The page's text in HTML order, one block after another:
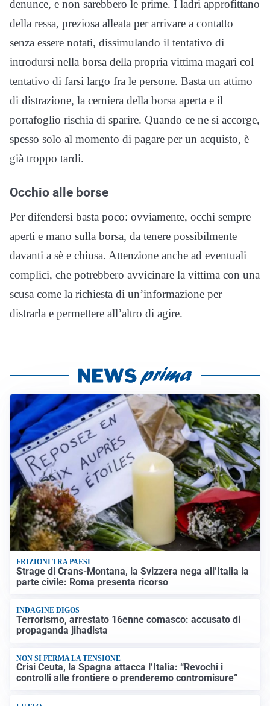
denunce, e non sarebbero le prime. I ladri approfittano
della ressa, preziosa alleata per arrivare a contatto
senza essere notati, dissimulando il tentativo di
introdursi nella borsa della propria vittima magari col
tentativo di farsi largo fra le persone. Basta un attimo
di distrazione, la cerniera della borsa aperta e il
portafoglio rischia di sparire. Quando ce ne si accorge,
spesso solo al momento di pagare per un acquisto, è
già troppo tardi.
Occhio alle borse
Per difendersi basta poco: ovviamente, occhi sempre
aperti e mano sulla borsa, da tenere possibilmente
davanti a sè e chiusa. Attenzione anche ad eventuali
complici, che potrebbero avvicinare la vittima con una
scusa come la richiesta di un’informazione per
distrarla e permettere all’altro di agire.
FRIZIONI TRA PAESI
Strage di Crans-Montana, la Svizzera nega all’Italia la
parte civile: Roma presenta ricorso
INDAGINE DIGOS
Terrorismo, arrestato 16enne comasco: accusato di
propaganda jihadista
NON SI FERMA LA TENSIONE
Crisi Ceuta, la Spagna attacca l’Italia: “Revochi i
controlli alle frontiere o prenderemo contromisure”